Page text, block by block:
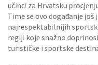
učinci za Hrvatsku
Time se ovo događanje
najrespektabilnijih
regiji koje snažno
turističke i sportske